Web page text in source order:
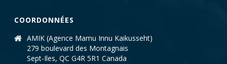
COORDONNÉES
AMIK (Agence Mamu Innu Kaikusseht)
279 boulevard des Montagnais
Sept-Iles, QC G4R 5R1 Canada